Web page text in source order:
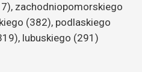
zachodniopomorskiego
(382), podlaskiego
lubuskiego (291)